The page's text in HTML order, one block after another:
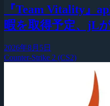
『Team Vitality』
暇を取得予定、jL
2026年8月5日
Counter-Strike 2 (CS2)